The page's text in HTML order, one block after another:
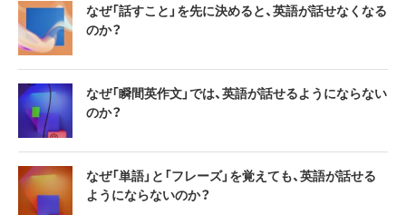
なぜ「話すこと」を先に決めると、英語が話せなくなる
のか？
なぜ「瞬間英作文」では、英語が話せるようにならない
のか？
なぜ「単語」と「フレーズ」を覚えても、英語が話せる
ようにならないのか？